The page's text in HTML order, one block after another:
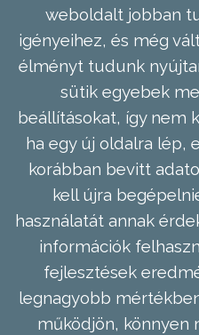
weboldalt jobban
igényeihez, és még
élményt tudunk
sütik egyebek
beállításokat, így nem
ha egy új oldalra lép,
korábban bevitt
kell újra
használatát annak
információk
fejlesztések
legnagyobb
működjön, könnyen